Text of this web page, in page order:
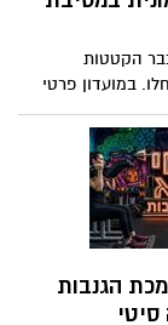
לקשור את החשודים
הקטטות
במועדון פרטי
הידרדרה לקטטה
לא הצליחו
הגנבות
סיטי